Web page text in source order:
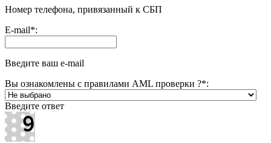
Номер телефона, привязанный к СБП
E-mail*:
Введите ваш e-mail
Вы ознакомлены с правилами AML проверки ?*:
Введите ответ